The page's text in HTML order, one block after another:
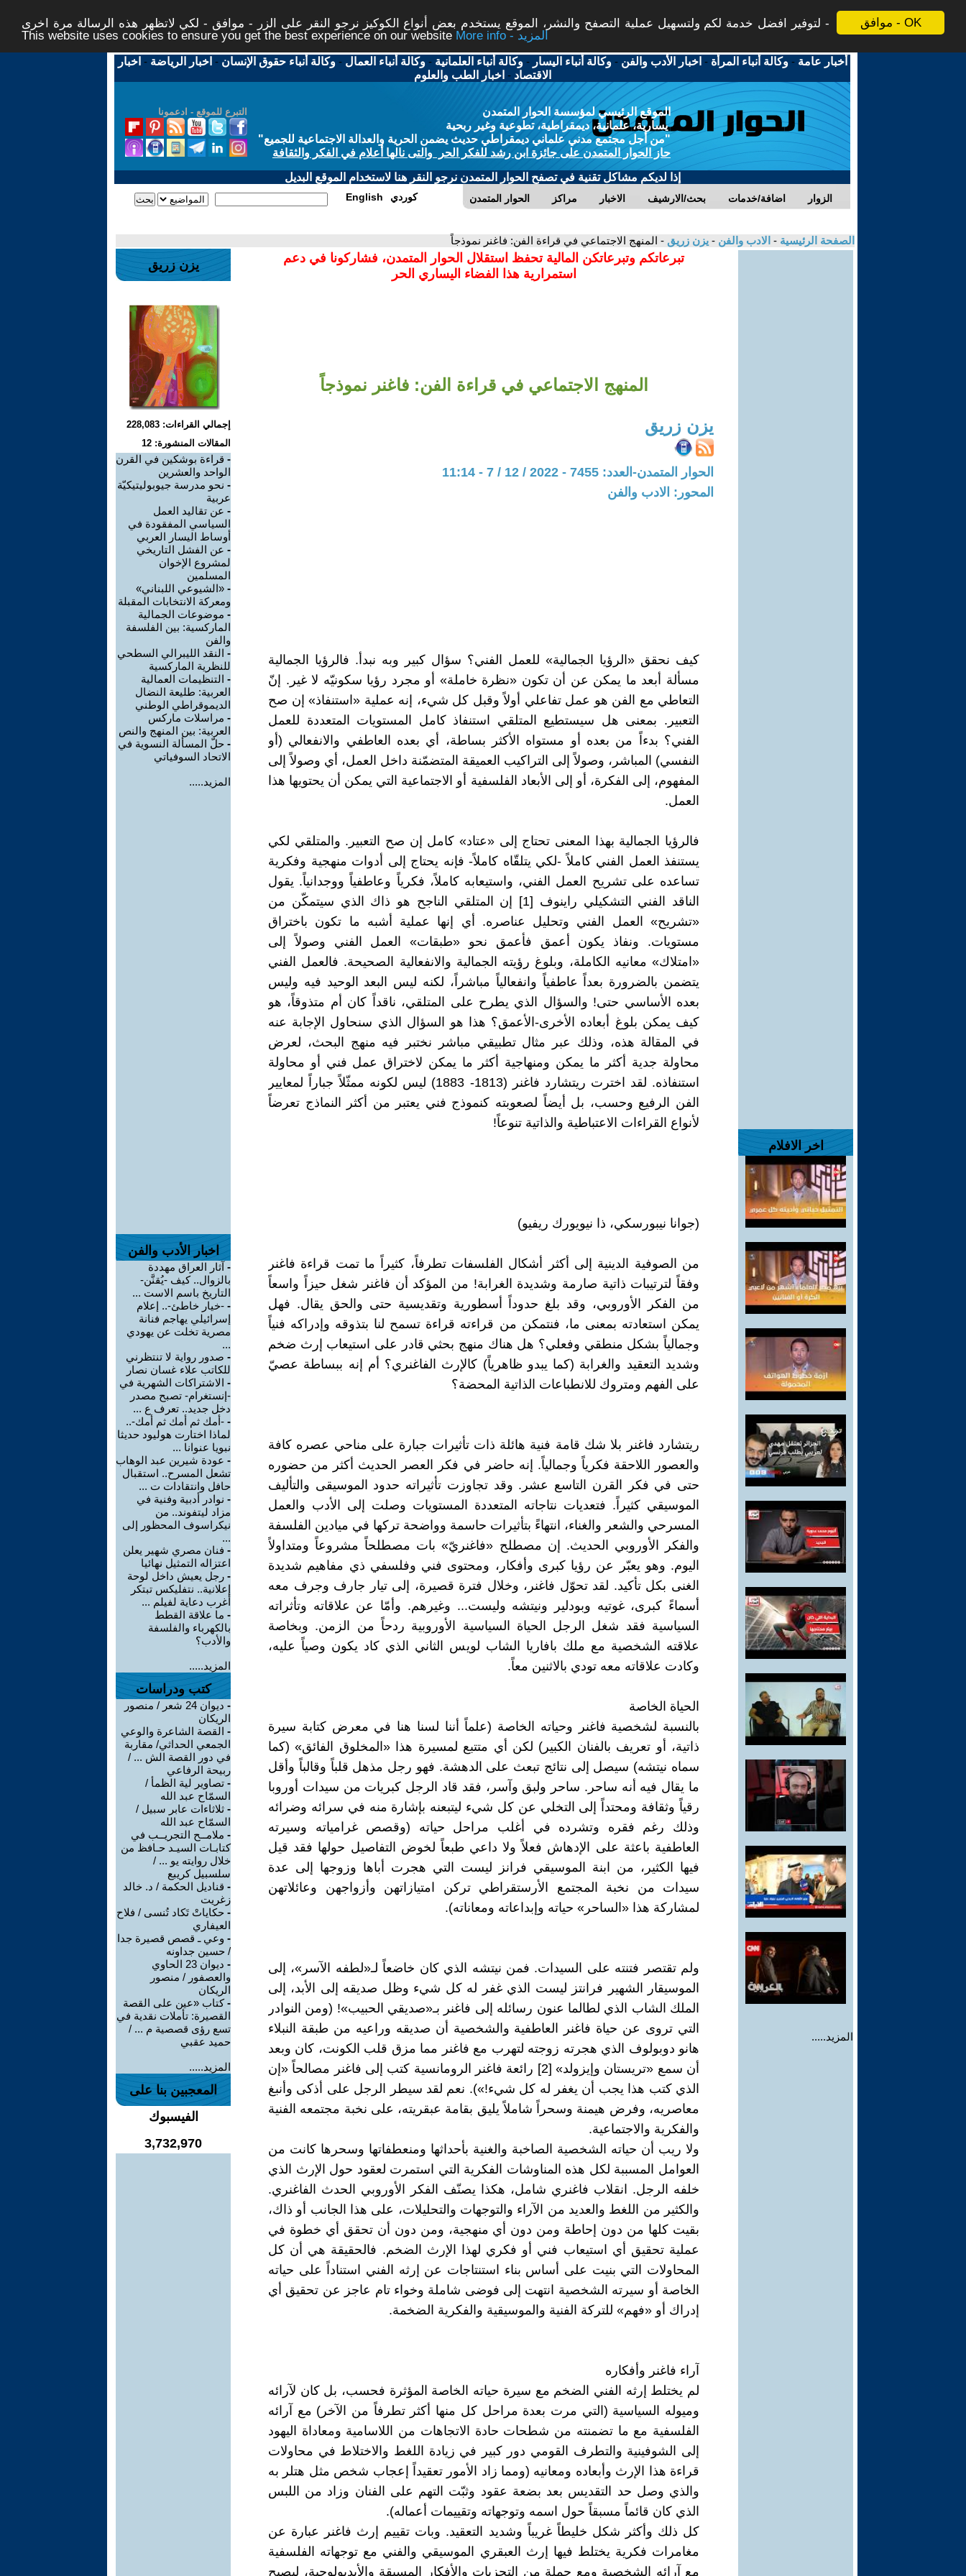
موافق - OK
لتوفير افضل خدمة لكم ولتسهيل عملية التصفح والنشر، الموقع يستخدم بعض أنواع الكوكيز نرجو النقر على الزر - موافق - لكي لاتظهر هذه الرسالة مرة اخرى -
This website uses cookies to ensure you get the best experience on our website
More info - المزيد
أخبار عامة -وكالة أنباء المرأة - اخبار الأدب والفن -وكالة أنباء اليسار -وكالة أنباء العلمانية -وكالة أنباء العمال -وكالة أنباء حقوق الإنسان - اخبار الرياضة - اخبار
الاقتصاد - اخبار الطب والعلوم
التبرع للموقع - ادعمونا
الموقع الرئيسي لمؤسسة الحوار المتمدن
يسارية، علمانية، ديمقراطية، تطوعية وغير ربحية
"من أجل مجتمع مدني علماني ديمقراطي حديث يضمن الحرية والعدالة الاجتماعية للجميع"
حاز الحوار المتمدن على جائزة ابن رشد للفكر الحر والتى نالها أعلام في الفكر والثقافة
إذا لديكم مشاكل تقنية في تصفح الحوار المتمدن نرجو النقر هنا لاستخدام الموقع البديل
الحوار المتمدن مراكز الاخبار بحث/الارشيف اضافة/خدمات الزوار English كوردي
الصفحة الرئيسية - الادب والفن - يزن زريق - المنهج الاجتماعي في قراءة الفن: فاغنر نموذجاً
اخر الافلام
المزيد.....
تبرعاتكم وتبرعاتكن المالية تحفظ استقلال الحوار المتمدن، فشاركونا في دعم
استمرارية هذا الفضاء اليساري الحر
المنهج الاجتماعي في قراءة الفن: فاغنر نموذجاً
يزن زريق
الحوار المتمدن-العدد: 7455 - 2022 / 12 / 7 - 11:14
المحور: الادب والفن
كيف نحقق «الرؤيا الجمالية» للعمل الفني؟ سؤال كبير وبه نبدأ. فالرؤيا الجمالية
مسألة أبعد ما يمكن عن أن تكون «نظرة خاملة» أو مجرد رؤيا سكونيّه لا غير. إنّ
التعاطي مع الفن هو عمل تفاعلي أولاً وقبل كل شيء، إنه عملية «استنفاذ» إن صح
التعبير. بمعنى هل سيستطيع المتلقي استنفاذ كامل المستويات المتعددة للعمل
الفني؟ بدءاً من بعده أو مستواه الأكثر بساطة، أي بعده العاطفي والانفعالي (أو
النفسي) المباشر، وصولاً إلى التراكيب العميقة المتضمّنة داخل العمل، أي وصولاً إلى
المفهوم، إلى الفكرة، أو إلى الأبعاد الفلسفية أو الاجتماعية التي يمكن أن يحتويها هذا
العمل.
فالرؤيا الجمالية بهذا المعنى تحتاج إلى «عتاد» كامل إن صح التعبير. والمتلقي لكي
يستنفذ العمل الفني كاملاً -لكي يتلقّاه كاملاً- فإنه يحتاج إلى أدوات منهجية وفكرية
تساعده على تشريح العمل الفني، واستيعابه كاملاً، فكرياً وعاطفياً ووجدانياً. يقول
الناقد الفني التشكيلي راينوف [1] إن المتلقي الناجح هو ذاك الذي سيتمكّن من
«تشريح» العمل الفني وتحليل عناصره. أي إنها عملية أشبه ما تكون باختراق
مستويات. ونفاذ يكون أعمق فأعمق نحو «طبقات» العمل الفني وصولاً إلى
«امتلاك» معانيه الكاملة، وبلوغ رؤيته الجمالية والانفعالية الصحيحة. فالعمل الفني
يتضمن بالضرورة بعداً عاطفياً وانفعالياً مباشراً، لكنه ليس البعد الوحيد فيه وليس
بعده الأساسي حتى! والسؤال الذي يطرح على المتلقي، ناقداً كان أم متذوقاً، هو
كيف يمكن بلوغ أبعاده الأخرى-الأعمق؟ هذا هو السؤال الذي سنحاول الإجابة عنه
في المقالة هذه، وذلك عبر مثال تطبيقي مباشر نختبر فيه منهج البحث، لعرض
محاولة جدية أكثر ما يمكن ومنهاجية أكثر ما يمكن لاختراق عمل فني أو محاولة
استنفاذه. لقد اخترت ريتشارد فاغنر (1813- 1883) ليس لكونه ممثّلاً جباراً لمعايير
الفن الرفيع وحسب، بل أيضاً لصعوبته كنموذج فني يعتبر من أكثر النماذج تعرضاً
لأنواع القراءات الاعتباطية والذاتية تنوعاً!
(جوانا نيبورسكي، ذا نيويورك ريفيو)
من الصوفية الدينية إلى أكثر أشكال الفلسفات تطرفاً، كثيراً ما تمت قراءة فاغنر
وفقاً لترتيبات ذاتية صارمة وشديدة الغرابة! من المؤكد أن فاغنر شغل حيزاً واسعاً
من الفكر الأوروبي، وقد بلغ حدوداً أسطورية وتقديسية حتى والحق يقال. فهل
يمكن استعادته بمعنى ما، فنتمكن من قراءته قراءة تسمح لنا بتذوقه وإدراكه فنياً
وجمالياً بشكل منطقي وفعلي؟ هل هناك منهج بحثي قادر على استيعاب إرث ضخم
وشديد التعقيد والغرابة (كما يبدو ظاهرياً) كالإرث الفاغنري؟ أم إنه ببساطة عصيّ
على الفهم ومتروك للانطباعات الذاتية المحضة؟
ريتشارد فاغنر بلا شك قامة فنية هائلة ذات تأثيرات جبارة على مناحي عصره كافة
والعصور اللاحقة فكرياً وجمالياً. إنه حاضر في فكر العصر الحديث أكثر من حضوره
حتى في فكر القرن التاسع عشر. وقد تجاوزت تأثيراته حدود الموسيقى والتأليف
الموسيقي كثيراً. فتعديات نتاجاته المتعددة المستويات وصلت إلى الأدب والعمل
المسرحي والشعر والغناء، انتهاءً بتأثيرات حاسمة وواضحة تركها في ميادين الفلسفة
والفكر الأوروبي الحديث. إن مصطلح «فاغنريّ» بات مصطلحاً مشروعاً ومتداولاً
اليوم. وهو يعبّر عن رؤيا كبرى وأفكار، ومحتوى فني وفلسفي ذي مفاهيم شديدة
الغنى بكل تأكيد. لقد تحوّل فاغنر، وخلال فترة قصيرة، إلى تيار جارف وجرف معه
أسماءً كبرى، غوتيه وبودلير ونيتشه وليست... وغيرهم. وأمّا عن علاقاته وتأثراته
السياسية فقد شغل الرجل الحياة السياسية الأوروبية ردحاً من الزمن. وبخاصة
علاقته الشخصية مع ملك بافاريا الشاب لويس الثاني الذي كاد يكون وصياً عليه،
وكادت علاقاته معه تودي بالاثنين معاً.
الحياة الخاصة
بالنسبة لشخصية فاغنر وحياته الخاصة (علماً أننا لسنا هنا في معرض كتابة سيرة
ذاتية، أو تعريف بالفنان الكبير) لكن أي متتبع لمسيرة هذا «المخلوق الفائق» (كما
سماه نيتشه) سيصل إلى نتائج تبعث على الدهشة. فهو رجل مذهل قلباً وقالباً وأقل
ما يقال فيه أنه ساحر. ساحر ولبق وآسر، فقد قاد الرجل كبريات من سيدات أوروبا
رقياً وثقافة ومحتداً إلى التخلي عن كل شيء ليتبعنه بإشارة منه في سرائه وضرائه
وذلك رغم فقره وتشرده في أغلب مراحل حياته (وقصص غرامياته وسيرته
العاطفية باعثة على الإدهاش فعلاً ولا داعي طبعاً لخوض التفاصيل حولها فقد قيل
فيها الكثير، من ابنة الموسيقي فرانز ليست التي هجرت أباها وزوجها إلى عدة
سيدات من نخبة المجتمع الأرستقراطي تركن امتيازاتهن وأزواجهن وعائلاتهن
لمشاركة هذا «الساحر» حياته وإبداعاته ومعاناته).
ولم تقتصر فتنته على السيدات. فمن نيتشه الذي كان خاضعاً لـ«لطفه الآسر»، إلى
الموسيقار الشهير فرانتز ليست الذي غفر له كل شيء وظل صديقه إلى الأبد، إلى
الملك الشاب الذي لطالما عنون رسائله إلى فاغنر بـ«صديقي الحبيب»! (ومن النوادر
التي تروى عن حياة فاغنر العاطفية والشخصية أن صديقه وراعيه من طبقة النبلاء
هانو دوبولوف الذي هجرته زوجته لتهرب مع فاغنر مما مزق قلب الكونت، كان وبعد
أن سمع «تريستان وإيزولد» [2] رائعة فاغنر الرومانسية كتب إلى فاغنر مصالحاً «إن
الذي كتب هذا يجب أن يغفر له كل شيء!»). نعم لقد سيطر الرجل على أذكى وأنبغ
معاصريه، وفرض هيمنة وسحراً شاملاً يليق بقامة عبقريته، على نخبة مجتمعه الفنية
والفكرية والاجتماعية.
ولا ريب أن حياته الشخصية الصاخبة والغنية بأحداثها ومنعطفاتها وسحرها كانت من
العوامل المسببة لكل هذه المناوشات الفكرية التي استمرت لعقود حول الإرث الذي
خلفه الرجل. انقلاب فاغنري شامل، هكذا يصنّف الفكر الأوروبي الحدث الفاغنري.
والكثير من اللغط والعديد من الآراء والتوجهات والتحليلات، على هذا الجانب أو ذاك،
بقيت كلها من دون إحاطة ومن دون أي منهجية، ومن دون أن تحقق أي خطوة في
عملية تحقيق أي استيعاب فني أو فكري لهذا الإرث الضخم. فالحقيقة هي أن كل
المحاولات التي بنيت على أساس بناء استنتاجات عن إرثه الفني استناداً على حياته
الخاصة أو سيرته الشخصية انتهت إلى فوضى شاملة وخواء تام عاجز عن تحقيق أي
إدراك أو «فهم» للتركة الفنية والموسيقية والفكرية الضخمة.
آراء فاغنر وأفكاره
لم يختلط إرثه الفني الضخم مع سيرة حياته الخاصة المؤثرة فحسب، بل كان لآرائه
وميوله السياسية (التي مرت بعدة مراحل كل منها أكثر تطرفاً من الآخر) مع آرائه
الفلسفية مع ما تضمنته من شطحات حادة الاتجاهات من اللاسامية ومعاداة اليهود
إلى الشوفينية والتطرف القومي دور كبير في زيادة اللغط والاختلاط في محاولات
قراءة هذا الإرث وأبعاده ومعانيه (ومما زاد الأمور تعقيداً إعجاب شخص مثل هتلر به
والذي وصل حد التقديس بعد بضعة عقود وثبّت التهم على الفنان وزاد من اللبس
الذي كان قائماً مسبقاً حول اسمه وتوجهاته وتقييمات أعماله).
كل ذلك وأكثر شكل خليطاً غريباً وشديد التعقيد. وبات تقييم إرث فاغنر عبارة عن
مغامرات فكرية يختلط فيها إرث العبقري الموسيقي والفني مع توجهاته الفلسفية
مع آرائه الشخصية ومع جملة من التحزبات والأفكار المسبقة والأيديولوجية، ليصبح
يزن زريق
إجمالي القراءات: 228,083
المقالات المنشورة: 12
- قراءة بوشكين في القرن
الواحد والعشرين
- نحو مدرسة جيوبوليتيكيّة
عربية
- عن تقاليد العمل
السياسي المفقودة في
أوساط اليسار العربي
- عن الفشل التاريخي
لمشروع الإخوان
المسلمين
- «الشيوعي اللبناني»
ومعركة الانتخابات المقبلة
- موضوعات الجمالية
الماركسية: بين الفلسفة
والفن
- النقد الليبرالي السطحي
للنظرية الماركسية
- التنظيمات العمالية
العربية: طليعة النضال
الديموقراطي الوطني
- مراسلات ماركس
العربية: بين المنهج والنص
- حلّ المسألة النسوية في
الاتحاد السوفياتي
المزيد.....
اخبار الأدب والفن
- آثار العراق مهددة
بالزوال.. كيف -يُقنَّن-
التاريخ باسم الاست ...
- -خيار خاطئ-.. إعلام
إسرائيلي يهاجم فنانة
مصرية تخلت عن يهودي
...
- صدور رواية لا تنتظرني
للكاتب علاء غسان نصار
- الاشتراكات الشهرية في
-إنستغرام- تصبح مصدر
دخل جديد.. تعرف ع ...
- -أمك ثم أمك ثم أمك-..
لماذا اختارت هوليود حديثا
نبويا عنوانا ...
- عودة شيرين عبد الوهاب
تشعل المسرح.. استقبال
حافل وانتقادات ت ...
- نوادر أدبية وفنية في
مزاد ليتفوند.. من
نيكراسوف المحظور إلى
...
- فنان مصري شهير يعلن
اعتزاله التمثيل نهائيا
- رجل يعيش داخل لوحة
إعلانية.. نتفليكس تبتكر
أغرب دعاية لفيلم ...
- ما علاقة القطط
بالكهرباء والفلسفة
والأدب؟
المزيد.....
كتب ودراسات
-
ديوان 24 شعر / منصور
الريكان
- القصة الشاعرة والوعي
الجمعي الحداثي/ مقاربة
في دور القصة الش ... /
ربيحة الرفاعي
- تصاوير لية الظمأ /
السمّاح عبد الله
- ثلاثاءات عابر سبيل /
السمّاح عبد الله
- ملامــح التجريــب في
كتابـات السيـد حـافظ من
خلال روايته يو ... /
سلسبيل كريبع
- قناديل الحكمة / د. خالد
زغريت
- حكاياتْ تَكاد تُنسى / فلاح
العيفاري
- وعي ـ قصص قصيرة جدا
/ حسين جداونه
-
ديوان 23 الحاوي
والعصفور / منصور
الريكان
-كتاب «عين على القصة
القصيرة: تأملات نقدية في
تسع رؤى قصصية م ... /
حميد عقبي
المزيد.....
المعجبين بنا على
الفيسبوك
3,732,970